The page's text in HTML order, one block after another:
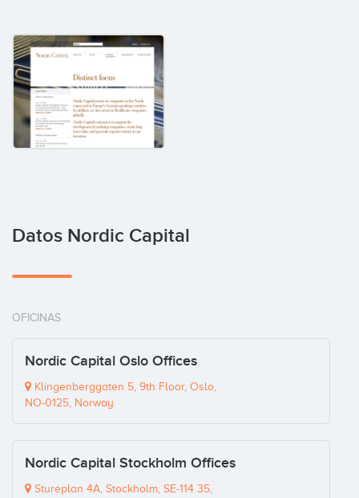
Datos Nordic Capital
OFICINAS
Nordic Capital Oslo Offices
Klingenberggaten 5, 9th Floor, Oslo,
NO-0125, Norway
Nordic Capital Stockholm Offices
Stureplan 4A, Stockholm, SE-114 35,